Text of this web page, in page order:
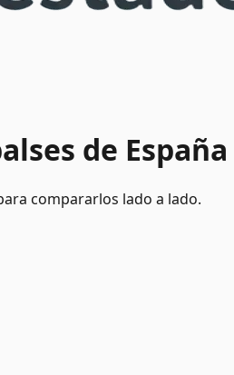
de España
compararlos lado a lado.